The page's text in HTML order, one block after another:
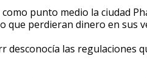
punto medio la ciudad
que perdieran dinero en sus
desconocía las regulaciones